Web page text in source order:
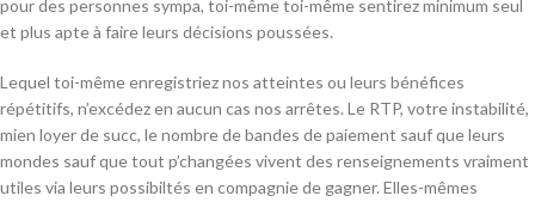
pour des personnes sympa, toi-même toi-même sentirez minimum seul
et plus apte à faire leurs décisions poussées.
Lequel toi-même enregistriez nos atteintes ou leurs bénéfices
répétitifs, n’excédez en aucun cas nos arrêtes. Le RTP, votre instabilité,
mien loyer de succ, le nombre de bandes de paiement sauf que leurs
mondes sauf que tout p’changées vivent des renseignements vraiment
utiles via leurs possibiltés en compagnie de gagner. Elles-mêmes